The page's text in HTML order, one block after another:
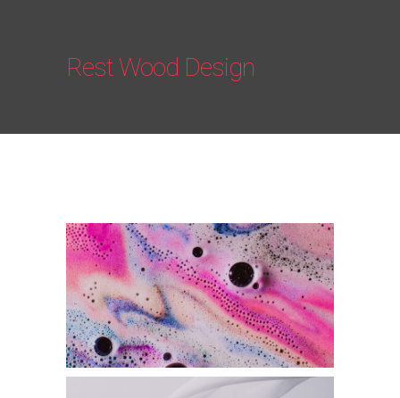
Rest Wood Design